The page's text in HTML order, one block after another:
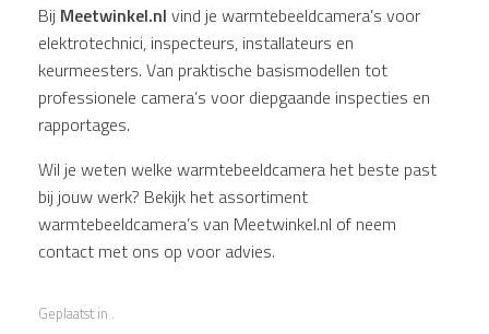
Bij Meetwinkel.nl vind je warmtebeeldcamera’s voor
elektrotechnici, inspecteurs, installateurs en
keurmeesters. Van praktische basismodellen tot
professionele camera’s voor diepgaande inspecties en
rapportages.
Wil je weten welke warmtebeeldcamera het beste past
bij jouw werk? Bekijk het assortiment
warmtebeeldcamera’s van Meetwinkel.nl of neem
contact met ons op voor advies.
Geplaatst in .